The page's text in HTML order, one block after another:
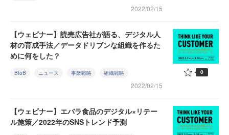
2022/02/15
【ウェビナー】読売広告社が語る、デジタル人
材の育成手法／データドリブンな組織を作るた
めに何をした？
BtoB ニュース 事業戦略 組織戦略
2022/02/15
0
【ウェビナー】エバラ食品のデジタル×リテー
ル施策／2022年のSNSトレンド予測